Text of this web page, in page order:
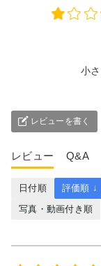
小
レビューを書く
レビュー Q&A
日付順 評価順 ↓
写真・動画付き順